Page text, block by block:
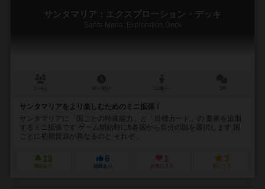
サンタマリア：エクスプローション・デッキ
Santa Maria: Exploration Deck
サンタマリアをより楽しむためのミニ拡張！
サンタマリアに「国ごとの特殊能力」と「目標カード」の 要素を追加
するミニ拡張です ゲーム開始時に6各国から自分の国を選択します 国
ごとに初期資源が異なるのと それぞ...
13
興味あり
6
経験あり
1
お気に入り
3
持ってる